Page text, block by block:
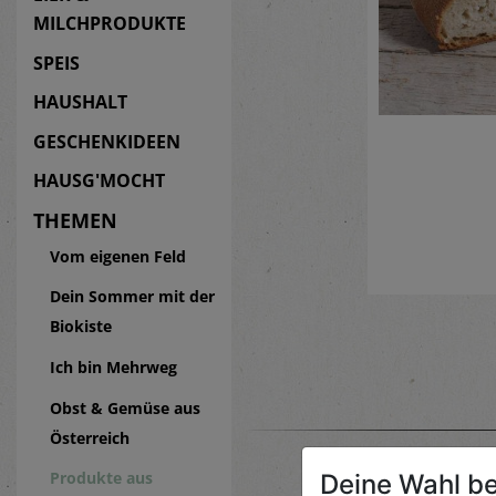
MILCHPRODUKTE
SPEIS
HAUSHALT
GESCHENKIDEEN
HAUSG'MOCHT
THEMEN
Vom eigenen Feld
Dein Sommer mit der
Biokiste
Ich bin Mehrweg
Obst & Gemüse aus
Österreich
Produkte aus
Deine Wahl